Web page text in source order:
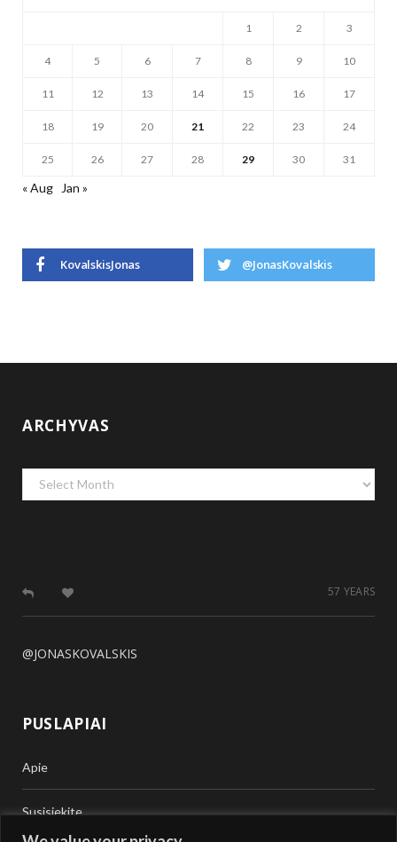
1 2 3
4 5 6 7 8 9 10
11 12 13 14 15 16 17
18 19 20 21 22 23 24
25 26 27 28 29 30 31
« Aug Jan »
KovalskisJonas @JonasKovalskis
ARCHYVAS
Archyvas
57 YEARS
@JONASKOVALSKIS
PUSLAPIAI
Apie
Susisiekite